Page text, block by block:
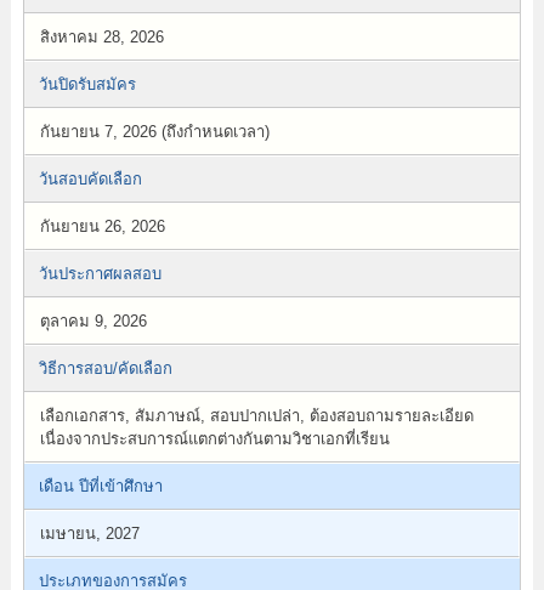
สิงหาคม 28, 2026
วันปิดรับสมัคร
กันยายน 7, 2026 (ถึงกำหนดเวลา)
วันสอบคัดเลือก
กันยายน 26, 2026
วันประกาศผลสอบ
ตุลาคม 9, 2026
วิธีการสอบ/คัดเลือก
เลือกเอกสาร, สัมภาษณ์, สอบปากเปล่า, ต้องสอบถามรายละเอียด
เนื่องจากประสบการณ์แตกต่างกันตามวิชาเอกที่เรียน
เดือน ปีที่เข้าศึกษา
เมษายน, 2027
ประเภทของการสมัคร